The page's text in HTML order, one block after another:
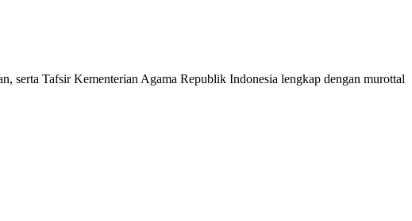
serta Tafsir Kementerian Agama Republik Indonesia lengkap dengan murottal